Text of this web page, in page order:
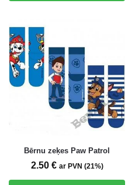
Bērnu zeķes Paw Patrol
2.50 € ar PVN (21%)